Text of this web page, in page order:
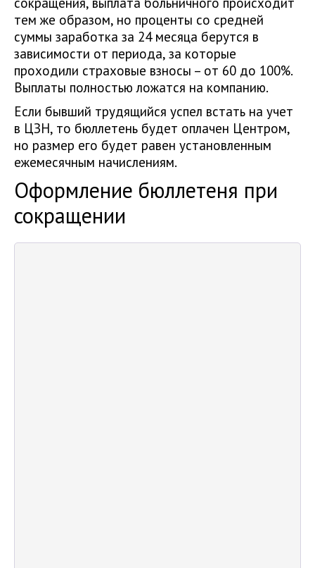
тем же образом, но проценты со средней
суммы заработка за 24 месяца берутся в
зависимости от периода, за которые
проходили страховые взносы – от 60 до 100%.
Выплаты полностью ложатся на компанию.
Если бывший трудящийся успел встать на учет
в ЦЗН, то бюллетень будет оплачен Центром,
но размер его будет равен установленным
ежемесячным начислениям.
Оформление бюллетеня при
сокращении